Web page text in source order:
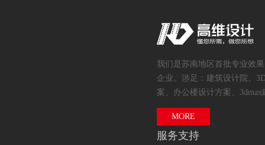
我们是苏南地区首批专业效
企业。涉足：建筑设计院、
案、办公楼设计方案、
MORE
服务支持